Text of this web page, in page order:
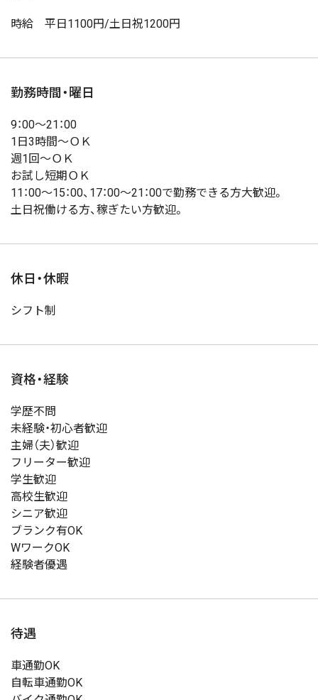
時給 平日1100円/土日祝1200円
勤務時間・曜日
9：00～21：00
1日3時間～ＯＫ
週1回～ＯＫ
お試し短期ＯＫ
11：00～15：00、17：00～21：00で勤務できる方大歓迎。
土日祝働ける方、稼ぎたい方歓迎。
休日・休暇
シフト制
資格・経験
学歴不問
未経験・初心者歓迎
主婦（夫）歓迎
フリーター歓迎
学生歓迎
高校生歓迎
シニア歓迎
ブランク有OK
WワークOK
経験者優遇
待遇
車通勤OK
自転車通勤OK